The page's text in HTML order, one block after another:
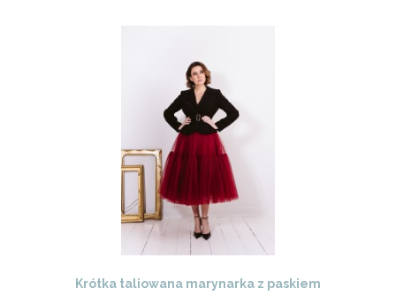
Krótka taliowana marynarka z paskiem